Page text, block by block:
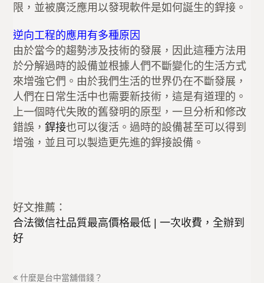
限，並被廣泛應用以發現軟件是如何誕生的銲接。
逆向工程的應用有多種原因
由於當今的趨勢涉及技術的發展，因此這種方法用
於分解過時的設備並根據人們不斷變化的生活方式
來增強它們。由於我們生活的世界仍在不斷發展，
人們在日常生活中也需要新技術，這是有道理的。
上一個時代​​失敗的舊發明的原型，一旦分析和修改
錯誤，銲接也可以復活。過時的設備甚至可以得到
增強，並且可以製造更先進的銲接設備。
好文推薦：
合法徵信社品質最高價格最低 | 一次收費，全辦到
好
什麼是台中當舖借錢？